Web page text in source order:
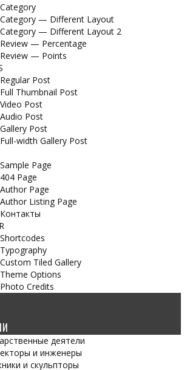
Category
Category — Different Layout
Category — Different Layout 2
Review — Percentage
Review — Points
Regular Post
Full Thumbnail Post
Video Post
Audio Post
Gallery Post
Full-width Gallery Post
Sample Page
404 Page
Author Page
Author Listing Page
Контакты
Shortcodes
Typography
Custom Tiled Gallery
Theme Options
Photo Credits
деятели
и инженеры
и скульпторы